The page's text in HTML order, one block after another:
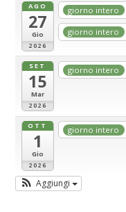
AGO
27
Gio
2026
giorno intero
giorno intero
SET
15
Mar
2026
giorno intero
OTT
1
Gio
2026
giorno intero
Aggiungi